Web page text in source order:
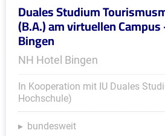
Duales Studium
(B.A.) am virtuellen
Bingen
NH Hotel Bingen
In Kooperation mit IU Duales
Hochschule)
bundesweit